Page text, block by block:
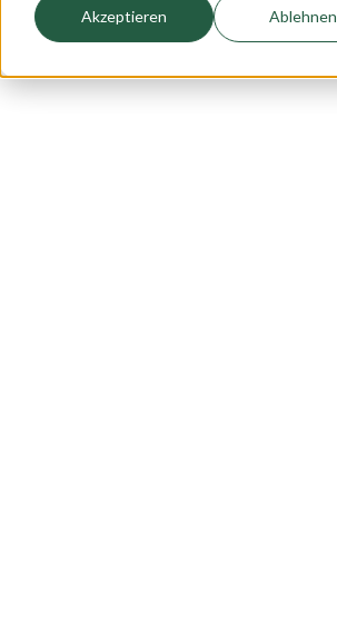
Akzeptieren Ablehnen